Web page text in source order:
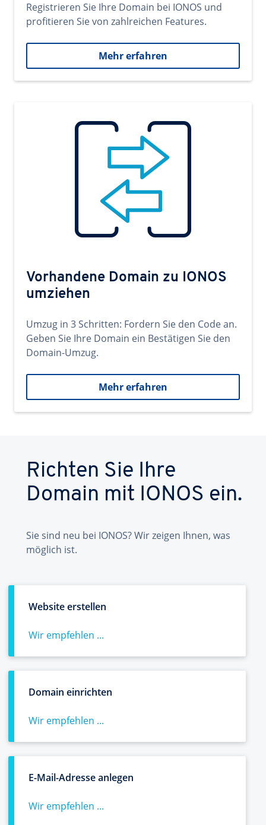
Registrieren Sie Ihre Domain bei IONOS und
profitieren Sie von zahlreichen Features.
Mehr erfahren
Vorhandene Domain zu IONOS
umziehen
Umzug in 3 Schritten: Fordern Sie den Code an.
Geben Sie Ihre Domain ein Bestätigen Sie den
Domain-Umzug.
Mehr erfahren
Richten Sie Ihre
Domain mit IONOS ein.
Sie sind neu bei IONOS? Wir zeigen Ihnen, was
möglich ist.
Website erstellen
Wir empfehlen ...
Domain einrichten
Wir empfehlen ...
E-Mail-Adresse anlegen
Wir empfehlen ...